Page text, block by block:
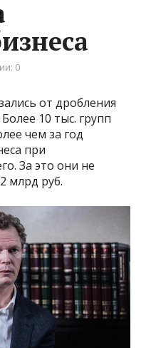
0
от дробления
10 тыс. групп
чем за год
при
За это они не
млрд руб.